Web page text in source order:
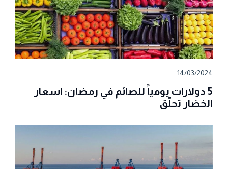
14/03/2024
5 دولارات يومياً للصائم في رمضان: اسعار
الخضار تحلّق